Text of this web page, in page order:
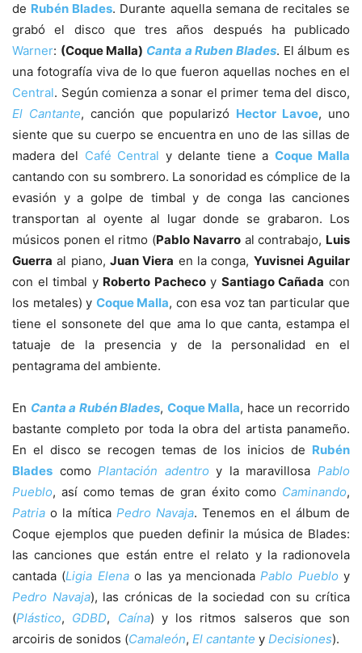
de Rubén Blades. Durante aquella semana de recitales se
grabó el disco que tres años después ha publicado
Warner: (Coque Malla) Canta a Ruben Blades. El álbum es
una fotografía viva de lo que fueron aquellas noches en el
Central. Según comienza a sonar el primer tema del disco,
El Cantante, canción que popularizó Hector Lavoe, uno
siente que su cuerpo se encuentra en uno de las sillas de
madera del Café Central y delante tiene a Coque Malla
cantando con su sombrero. La sonoridad es cómplice de la
evasión y a golpe de timbal y de conga las canciones
transportan al oyente al lugar donde se grabaron. Los
músicos ponen el ritmo (Pablo Navarroal contrabajo, Luis
Guerra al piano, Juan Viera en la conga, Yuvisnei Aguilar
con el timbal y Roberto Pachecoy Santiago Cañada con
los metales) y Coque Malla, con esa voz tan particular que
tiene el sonsonete del que ama lo que canta, estampa el
tatuaje de la presencia y de la personalidad en el
pentagrama del ambiente.
En Canta a Rubén Blades, Coque Malla, hace un recorrido
bastante completo por toda la obra del artista panameño.
En el disco se recogen temas de los inicios de Rubén
Blades comoPlantación adentroy la maravillosaPablo
Pueblo, así como temas de gran éxito como Caminando,
Patria o la mítica Pedro Navaja. Tenemos en el álbum de
Coque ejemplos que pueden definir la música de Blades:
las canciones que están entre el relato y la radionovela
cantada (Ligia Elenao las ya mencionadaPablo Puebloy
Pedro Navaja), las crónicas de la sociedad con su crítica
(Plástico, GDBD, Caína) y los ritmos salseros que son
arcoiris de sonidos (Camaleón, El cantante y Decisiones).